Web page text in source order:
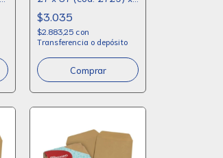
$3.035
$2.883,25 con
Transferencia o depósito